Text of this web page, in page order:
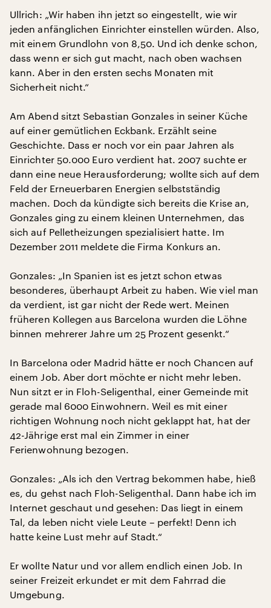
Ullrich: „Wir haben ihn jetzt so eingestellt, wie wir
jeden anfänglichen Einrichter einstellen würden. Also,
mit einem Grundlohn von 8,50. Und ich denke schon,
dass wenn er sich gut macht, nach oben wachsen
kann. Aber in den ersten sechs Monaten mit
Sicherheit nicht.“
Am Abend sitzt Sebastian Gonzales in seiner Küche
auf einer gemütlichen Eckbank. Erzählt seine
Geschichte. Dass er noch vor ein paar Jahren als
Einrichter 50.000 Euro verdient hat. 2007 suchte er
dann eine neue Herausforderung; wollte sich auf dem
Feld der Erneuerbaren Energien selbstständig
machen. Doch da kündigte sich bereits die Krise an,
Gonzales ging zu einem kleinen Unternehmen, das
sich auf Pelletheizungen spezialisiert hatte. Im
Dezember 2011 meldete die Firma Konkurs an.
Gonzales: „In Spanien ist es jetzt schon etwas
besonderes, überhaupt Arbeit zu haben. Wie viel man
da verdient, ist gar nicht der Rede wert. Meinen
früheren Kollegen aus Barcelona wurden die Löhne
binnen mehrerer Jahre um 25 Prozent gesenkt.“
In Barcelona oder Madrid hätte er noch Chancen auf
einem Job. Aber dort möchte er nicht mehr leben.
Nun sitzt er in Floh-Seligenthal, einer Gemeinde mit
gerade mal 6000 Einwohnern. Weil es mit einer
richtigen Wohnung noch nicht geklappt hat, hat der
42-Jährige erst mal ein Zimmer in einer
Ferienwohnung bezogen.
Gonzales: „Als ich den Vertrag bekommen habe, hieß
es, du gehst nach Floh-Seligenthal. Dann habe ich im
Internet geschaut und gesehen: Das liegt in einem
Tal, da leben nicht viele Leute – perfekt! Denn ich
hatte keine Lust mehr auf Stadt.“
Er wollte Natur und vor allem endlich einen Job. In
seiner Freizeit erkundet er mit dem Fahrrad die
Umgebung.